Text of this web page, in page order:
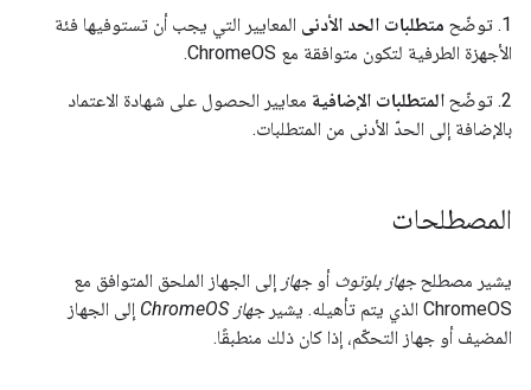
1. توضّح متطلبات الحد الأدنى المعايير التي يجب أن تستوفيها فئة
الأجهزة الطرفية لتكون متوافقة مع ChromeOS.
2. توضّح المتطلبات الإضافية معايير الحصول على شهادة الاعتماد
بالإضافة إلى الحدّ الأدنى من المتطلبات.
المصطلحات
يشير مصطلح جهاز بلوتوث أو جهاز إلى الجهاز الملحق المتوافق مع
ChromeOS الذي يتم تأهيله. يشير
جهاز ChromeOS
إلى الجهاز
المضيف أو جهاز التحكّم، إذا كان ذلك منطبقًا.